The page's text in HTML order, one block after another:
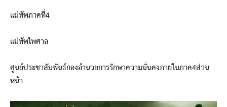
แม่ทัพภาคที่4
แม่ทัพไพศาล
ศูนย์ประชาสัมพันธ์กองอำนวยการรักษาความมั่นคงภายในภาค4ส่วน
หน้า